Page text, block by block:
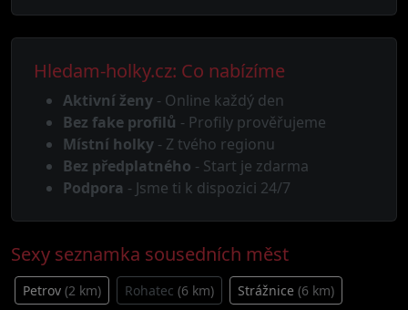
Hledam-holky.cz: Co nabízíme
Aktivní ženy - Online každý den
Bez fake profilů - Profily prověřujeme
Místní holky - Z tvého regionu
Bez předplatného - Start je zdarma
Podpora - Jsme ti k dispozici 24/7
Sexy seznamka sousedních měst
Petrov (2 km) Rohatec (6 km) Strážnice (6 km)